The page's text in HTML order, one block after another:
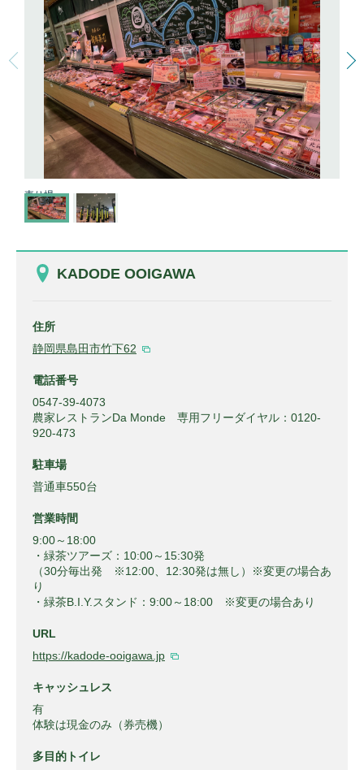
売り場
KADODE OOIGAWA
住所
静岡県島田市竹下62
電話番号
0547-39-4073
農家レストランDa Monde 専用フリーダイヤル：0120-
920-473
駐車場
普通車550台
営業時間
9:00～18:00
・緑茶ツアーズ：10:00～15:30発
（30分毎出発 ※12:00、12:30発は無し）※変更の場合あ
り
・緑茶B.I.Y.スタンド：9:00～18:00 ※変更の場合あり
URL
https://kadode-ooigawa.jp
キャッシュレス
有
体験は現金のみ（券売機）
多目的トイレ